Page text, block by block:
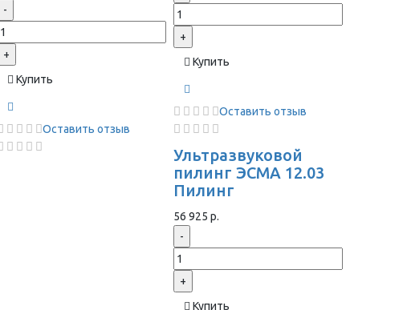
-
+
Купить
Оставить отзыв
+
Купить
Оставить отзыв
Ультразвуковой
пилинг ЭСМА 12.03
Пилинг
56 925 р.
-
+
Купить